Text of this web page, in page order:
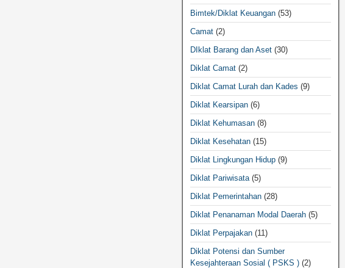
Bimtek/Diklat Keuangan (53)
Camat (2)
DIklat Barang dan Aset (30)
Diklat Camat (2)
Diklat Camat Lurah dan Kades (9)
Diklat Kearsipan (6)
Diklat Kehumasan (8)
Diklat Kesehatan (15)
Diklat Lingkungan Hidup (9)
Diklat Pariwisata (5)
Diklat Pemerintahan (28)
Diklat Penanaman Modal Daerah (5)
Diklat Perpajakan (11)
Diklat Potensi dan Sumber
Kesejahteraan Sosial ( PSKS ) (2)